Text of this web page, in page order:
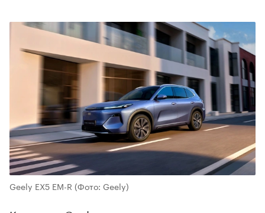
Geely EX5 EM-R (Фото: Geely)